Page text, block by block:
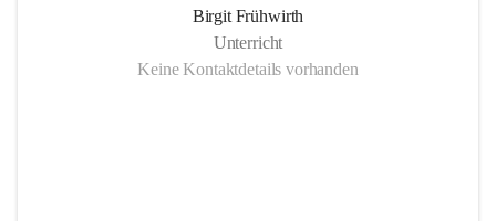
Birgit Frühwirth
Unterricht
Keine Kontaktdetails vorhanden